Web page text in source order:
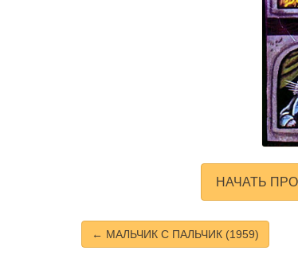
НАЧАТЬ
← МАЛЬЧИК С ПАЛЬЧИК (1959)